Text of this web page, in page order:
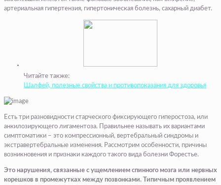
артериальная гипертензия, гипертоническая болезнь, сахарный диабет.
Читайте также:
Шалфей, полезные свойства и противопоказания для здоровья
Есть три разновидности старческого фиксирующего гиперостоза, или
анкилозирующего лигаментоза. Правильнее называть их вариантами
симптоматики – это компрессионный, вертебральный синдромы и
экстравертебральные изменения. Рассмотрим особенности, причины
возникновения и признаки каждого такого вида болезни Форестье.
Это нарушения, связанные с ущемлением спинного мозга или нервных
корешков в промежутках между позвонками. Типичным проявлением